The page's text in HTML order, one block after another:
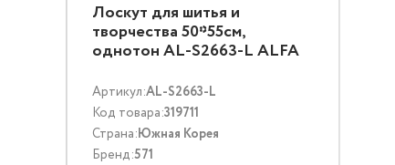
Лоскут для шитья и
творчества 50*55см,
однотон AL-S2663-L ALFA
Артикул:AL-S2663-L
Код товара:319711
Страна:Южная Корея
Бренд:571